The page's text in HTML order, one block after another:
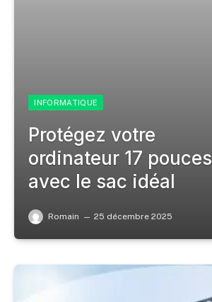
INFORMATIQUE
Protégez votre
ordinateur 17 pouces
avec le sac idéal
Romain 25 décembre 2025